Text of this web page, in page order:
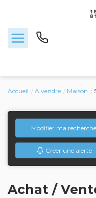
Nous
Locations
Estimation
Accueil A vendre Maison
Modifier ma recherche
Créer une alerte
Achat /